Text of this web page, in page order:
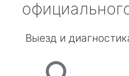
Выезд и